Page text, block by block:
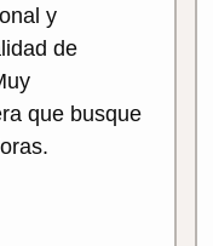
y
de
que busque